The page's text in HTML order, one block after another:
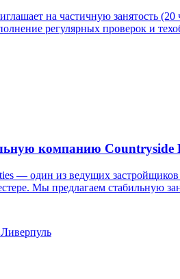
на частичную занятость (20
регулярных проверок и
компанию Countryside
— один из ведущих
Мы предлагаем стабильную